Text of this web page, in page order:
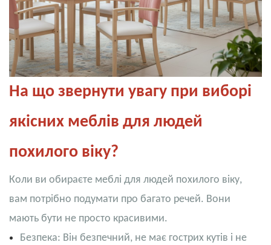
На що звернути увагу при виборі
якісних меблів для людей
похилого віку?
Коли ви обираєте меблі для людей похилого віку,
вам потрібно подумати про багато речей. Вони
мають бути не просто красивими.
Безпека: Він безпечний, не має гострих кутів і не